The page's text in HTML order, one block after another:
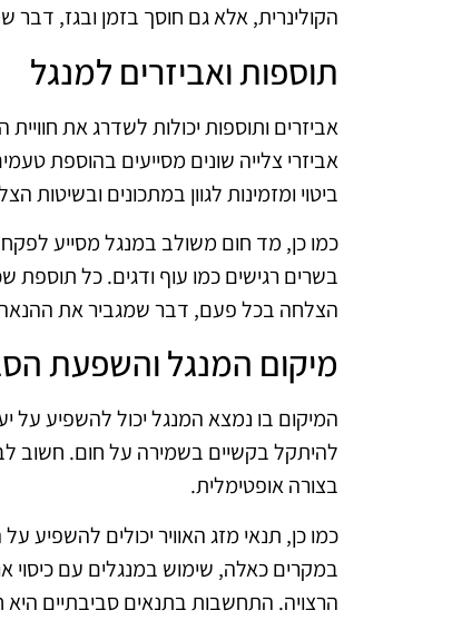
הקולינרית, אלא גם חוסך בזמן ובגז, דבר
תוספות ואביזרים למנגל
אביזרים ותוספות יכולות לשדרג את
אביזרי צלייה שונים מסייעים בהוספת
ביטוי ומזמינות לגוון במתכונים ובשיטות
כמו כן, מד חום משולב במנגל מסייע
בשרים רגישים כמו עוף ודגים. כל
הצלחה בכל פעם, דבר שמגביר את
מיקום המנגל והשפעת
המיקום בו נמצא המנגל יכול להשפיע על
להיתקל בקשיים בשמירה על חום. חשוב
בצורה אופטימלית.
כמו כן, תנאי מזג האוויר יכולים להשפיע
במקרים כאלה, שימוש במנגלים עם כיסוי
הרצויה. התחשבות בתנאים סביבתיים